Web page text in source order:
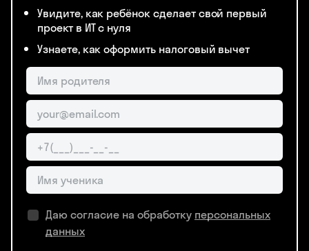
Увидите, как ребёнок сделает свой первый
проект в ИТ с нуля
Узнаете, как оформить налоговый вычет
Даю согласие на обработку персональных
данных